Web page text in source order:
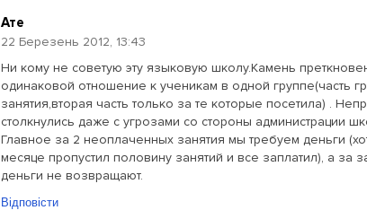
Ате
22 Березень 2012, 13:43
Ни кому не советую эту языковую школу.Камень
одинаковой отношение к ученикам в одной группе(часть
занятия,вторая часть только за те которые посетила) .
столкнулись даже с угрозами со стороны администрации
Главное за 2 неоплаченных занятия мы требуем деньги
месяце пропустил половину занятий и все заплатил), а за
деньги не возвращают.
Відповісти